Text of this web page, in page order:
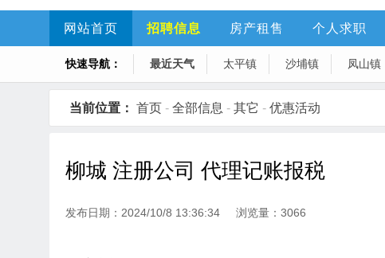
网站首页 招聘信息 房产租售 个人求职
快速导航： 最近天气 太平镇 沙埔镇 凤山镇
当前位置： 首页 - 全部信息 - 其它 - 优惠活动
柳城 注册公司 代理记账报税
发布日期：2024/10/8 13:36:34 浏览量：3066